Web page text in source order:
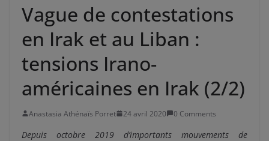
Vague de contestations
en Irak et au Liban :
tensions Irano-
américaines en Irak (2/2)
Anastasia Athénaïs Porret 24 avril 2020 0 Comments
Depuis octobre 2019 d’importants mouvements de